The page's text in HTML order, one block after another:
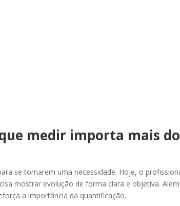
medir importa mais do
se tornarem uma necessidade. Hoje, o
mostrar evolução de forma clara e objetiva. Além
a importância da quantificação.